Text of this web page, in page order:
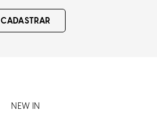
CADASTRAR
NEW IN